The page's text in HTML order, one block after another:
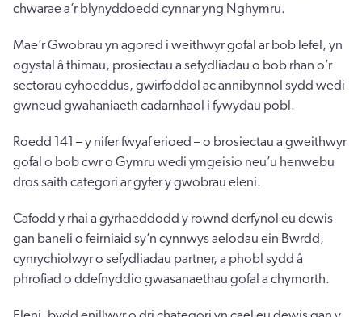
chwarae a’r blynyddoedd cynnar yng Nghymru.
Mae’r Gwobrau yn agored i weithwyr gofal ar bob lefel, yn
ogystal â thimau, prosiectau a sefydliadau o bob rhan o’r
sectorau cyhoeddus, gwirfoddol ac annibynnol sydd wedi
gwneud gwahaniaeth cadarnhaol i fywydau pobl.
Roedd 141 – y nifer fwyaf erioed – o brosiectau a gweithwyr
gofal o bob cwr o Gymru wedi ymgeisio neu’u henwebu
dros saith categori ar gyfer y gwobrau eleni.
Cafodd y rhai a gyrhaeddodd y rownd derfynol eu dewis
gan baneli o feirniaid sy’n cynnwys aelodau ein Bwrdd,
cynrychiolwyr o sefydliadau partner, a phobl sydd â
phrofiad o ddefnyddio gwasanaethau gofal a chymorth.